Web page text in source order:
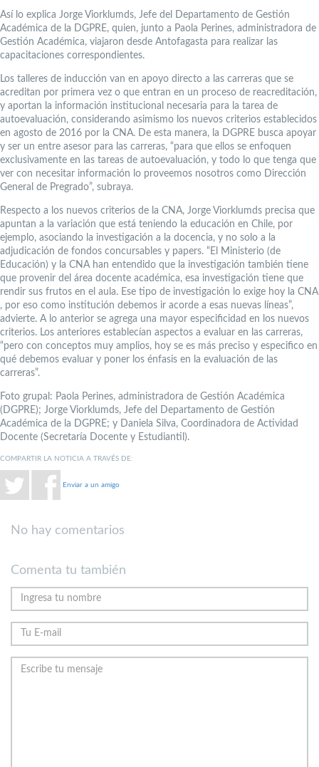
Así lo explica Jorge Viorklumds, Jefe del Departamento de Gestión
Académica de la DGPRE, quien, junto a Paola Perines, administradora de
Gestión Académica, viajaron desde Antofagasta para realizar las
capacitaciones correspondientes.
Los talleres de inducción van en apoyo directo a las carreras que se
acreditan por primera vez o que entran en un proceso de reacreditación,
y aportan la información institucional necesaria para la tarea de
autoevaluación, considerando asimismo los nuevos criterios establecidos
en agosto de 2016 por la CNA. De esta manera, la DGPRE busca apoyar
y ser un entre asesor para las carreras, “para que ellos se enfoquen
exclusivamente en las tareas de autoevaluación, y todo lo que tenga que
ver con necesitar información lo proveemos nosotros como Dirección
General de Pregrado”, subraya.
Respecto a los nuevos criterios de la CNA, Jorge Viorklumds precisa que
apuntan a la variación que está teniendo la educación en Chile, por
ejemplo, asociando la investigación a la docencia, y no solo a la
adjudicación de fondos concursables y papers. “El Ministerio (de
Educación) y la CNA han entendido que la investigación también tiene
que provenir del área docente académica, esa investigación tiene que
rendir sus frutos en el aula. Ese tipo de investigación lo exige hoy la CNA
, por eso como institución debemos ir acorde a esas nuevas líneas”,
advierte. A lo anterior se agrega una mayor especificidad en los nuevos
criterios. Los anteriores establecían aspectos a evaluar en las carreras,
“pero con conceptos muy amplios, hoy se es más preciso y especifico en
qué debemos evaluar y poner los énfasis en la evaluación de las
carreras”.
Foto grupal: Paola Perines, administradora de Gestión Académica
(DGPRE); Jorge Viorklumds, Jefe del Departamento de Gestión
Académica de la DGPRE; y Daniela Silva, Coordinadora de Actividad
Docente (Secretaría Docente y Estudiantil).
COMPARTIR LA NOTICIA A TRAVÉS DE:
Enviar a un amigo
No hay comentarios
Comenta tu también